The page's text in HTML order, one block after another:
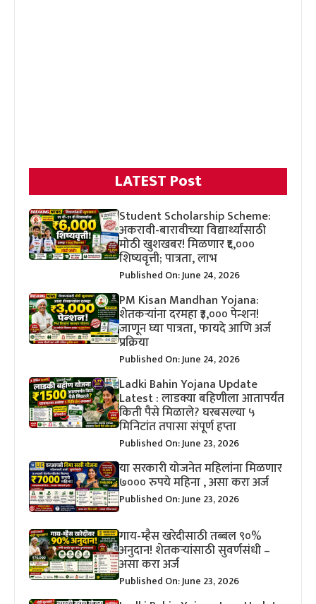
LATEST Post
Student Scholarship Scheme:
अकरावी-बारावीच्या विद्यार्थ्यांसाठी
मोठी खुशखबर! मिळणार ₹६,०००
शिष्यवृत्ती; पात्रता, लाभ
Published On: June 24, 2026
PM Kisan Mandhan Yojana:
शेतकऱ्यांना दरमहा ₹३,००० पेन्शन!
जाणून घ्या पात्रता, फायदे आणि अर्ज
प्रक्रिया
Published On: June 24, 2026
Ladki Bahin Yojana Update
Latest : लाडक्या बहिणीला आतापर्यंत
किती पैसे मिळाले? घरबसल्या ५
मिनिटांत तपासा संपूर्ण हप्ता
Published On: June 23, 2026
या सरकारी योजनेत महिलांना मिळणार
७००० रुपये महिना , असा करा अर्ज
Published On: June 23, 2026
गाय-म्हैस खरेदीसाठी तब्बल ९०%
अनुदान! शेतकऱ्यांसाठी सुवर्णसंधी –
असा करा अर्ज
Published On: June 23, 2026